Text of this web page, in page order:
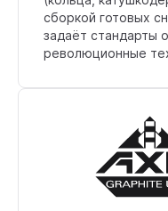
сборкой готовых
задаёт стандарты
революционные